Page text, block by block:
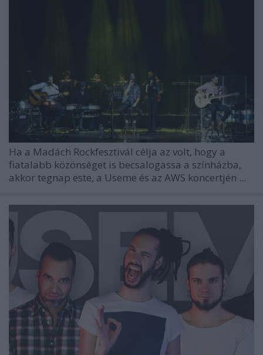
Ha a Madách Rockfesztivál célja az volt, hogy a
fiatalabb közönséget is becsalogassa a színházba,
akkor tegnap este, a Useme és az AWS koncertjén ...